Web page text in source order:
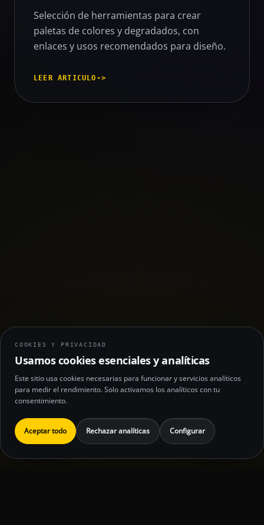
Selección de herramientas para crear
paletas de colores y degradados, con
enlaces y usos recomendados para diseño.
LEER ARTICULO ->
COOKIES Y PRIVACIDAD
Usamos cookies esenciales y analíticas
Este sitio usa cookies necesarias para funcionar y servicios analíticos
para medir el rendimiento. Solo activamos los analíticos con tu
consentimiento.
Aceptar todo Rechazar analíticas Configurar